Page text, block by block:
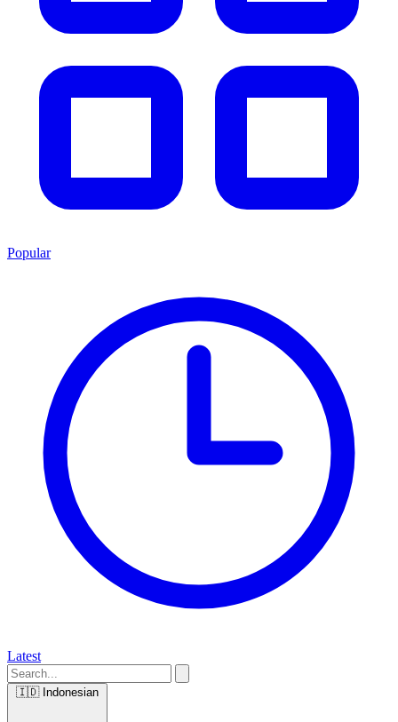
Popular
Latest
🇮🇩 Indonesian